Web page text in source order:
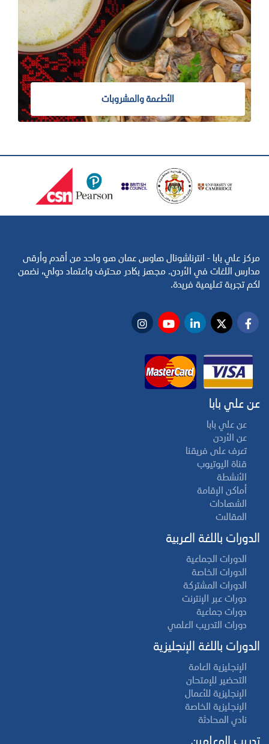
الأطعمة والمشروبات
مركز علي بابا - انترناشونال هاوس عمان هو واحد من أقدم وأرقى
مدارس اللغات في الأردن. مجهز بكادر محترف واعتماد دولي، نضمن
لكم تجربة تعليمية فريدة.
عن علي بابا
عن علي بابا
عن الأردن
تعرف على فريقنا
قناة اليوتيوب
الأنشطة
أماكن الإقامة
الشهادات
المقالات
الدورات باللغة العربية
الدورات الجماعية
الدورات الخاصة
الدورات المشتركة
دورات عبر الإنترنت
دورات جماعية
دورات التدريب العلمي
الدورات باللغة الإنجليزية
الإنجليزية العامة
التحضير للإمتحان
الإنجليزية للأعمال
الإنجليزية الخاصة
نادي المحادثة